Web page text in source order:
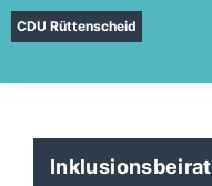
CDU Rüttenscheid
Inklusionsbeirat